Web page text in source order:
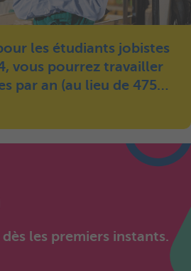
les étudiants jobistes
vous pourrez travailler
par an (au lieu de 475
votre droit aux
les premiers instants.